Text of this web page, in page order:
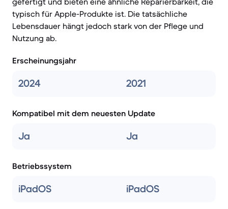
typisch für Apple-Produkte ist. Die tatsächliche
Lebensdauer hängt jedoch stark von der Pflege und
Nutzung ab.
Erscheinungsjahr
2024 2021
Kompatibel mit dem neuesten Update
Ja Ja
Betriebssystem
iPadOS iPadOS